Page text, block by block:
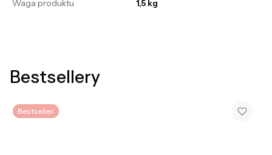
Waga produktu
1,5 kg
Bestsellery
Bestseller